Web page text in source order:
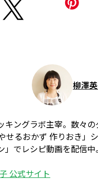
柳澤
ングラボ主宰。数々
せるおかず 作りおき」
でレシピ動画を配信中。
公式サイト